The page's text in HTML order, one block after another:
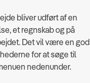
bliver udført af en
et regnskab og på
Det vil være en god
for at søge til
nedenunder.